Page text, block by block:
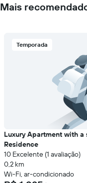
Mais
Temporada
Luxury Apartment with a
Residence
10 Excelente (1 avaliação)
0,2 km
Wi-Fi, ar-condicionado